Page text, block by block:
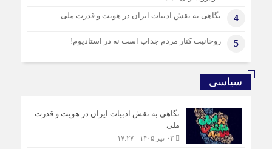
برگزاری «همایش ملی آسیب شناسی حقوق‌خانواده»4 نگاهی به نقش ادبیات ایران در هویت و قدرت ملی
5 روحانیت کنار مردم جذاب است نه در استادیوم!
سیاسی
نگاهی به نقش ادبیات ایران در هویت و قدرت
ملی
۰۲ تیر ۱۴۰۵ - ۱۷:۲۷